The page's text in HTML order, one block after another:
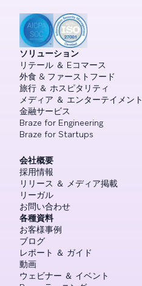
ソリューション
リテール ＆ Eコマース
外食 & ファーストフード
旅行 ＆ ホスピタリティ
メディア ＆ エンターテイメント
金融サービス
Braze for Engineering
Braze for Startups
会社概要
採用情報
リリース ＆ メディア掲載
リーガル
お問い合わせ
各種資料
お客様事例
ブログ
レポート ＆ ガイド
動画
ウェビナー ＆ イベント